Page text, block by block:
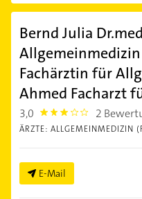
Bernd Julia
Allgemeinmedizin
Fachärztin für
Ahmed Facharzt
3,0 3.0 2
ÄRZTE: ALLGEMEINMEDIZIN
E-Mail